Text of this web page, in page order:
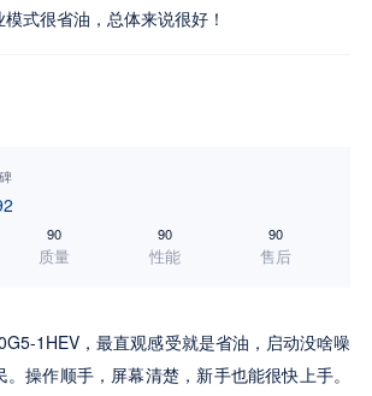
式很省油，总体来说很好！
90
质量
90
性能
90
售后
1HEV，最直观感受就是省油，启动没啥噪
操作顺手，屏幕清楚，新手也能很快上手。